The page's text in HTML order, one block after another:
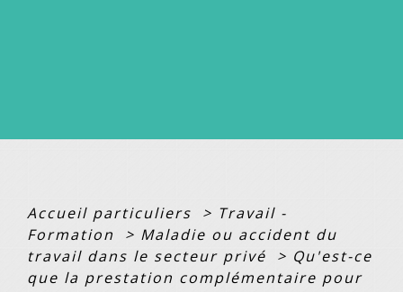
Accueil particuliers > Travail -
Formation
> Maladie ou accident du
travail dans le secteur privé
> Qu'est-ce
que la prestation complémentaire pour